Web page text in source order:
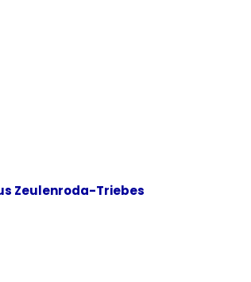
Zeulenroda-Triebes